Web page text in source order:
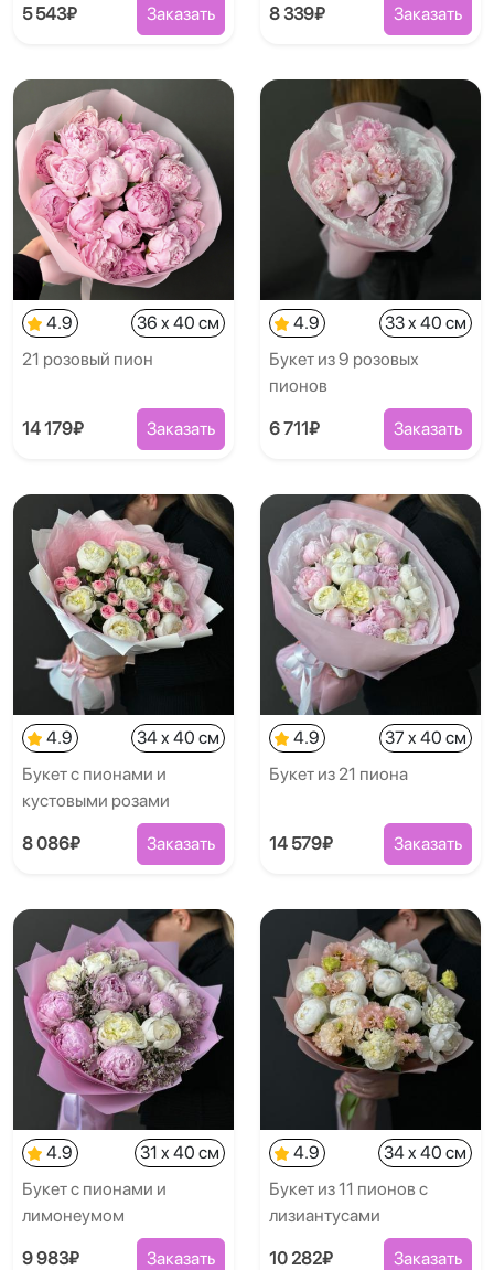
5 543₽ Заказать 8 339₽ Заказать
4.9
36 x 40 см
21 розовый пион
14 179₽ Заказать
4.9
33 x 40 см
Букет из 9 розовых
пионов
6 711₽ Заказать
4.9
34 x 40 см
Букет с пионами и
кустовыми розами
8 086₽ Заказать
4.9
37 x 40 см
Букет из 21 пиона
14 579₽ Заказать
4.9
31 x 40 см
Букет с пионами и
лимонеумом
9 983₽ Заказать
4.9
34 x 40 см
Букет из 11 пионов с
лизиантусами
10 282₽ Заказать